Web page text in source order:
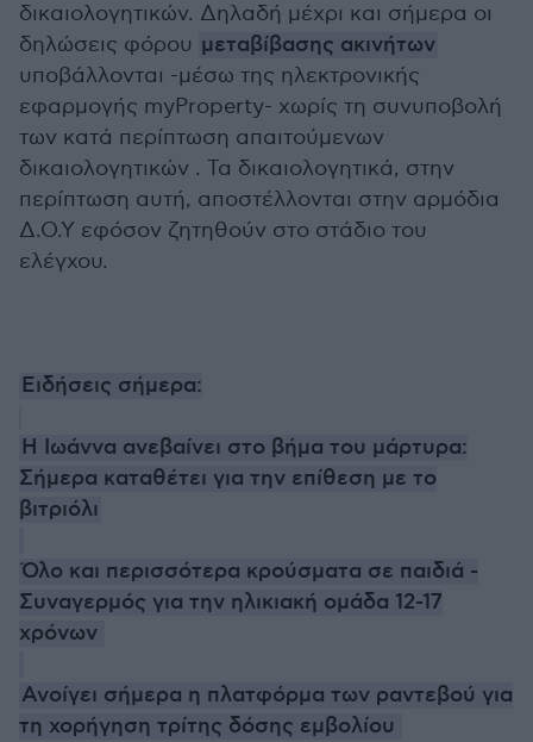
δικαιολογητικών. Δηλαδή μέχρι και σήμερα οι
δηλώσεις φόρου μεταβίβασης ακινήτων
υποβάλλονται -μέσω της ηλεκτρονικής
εφαρμογής myProperty- χωρίς τη συνυποβολή
των κατά περίπτωση απαιτούμενων
δικαιολογητικών . Τα δικαιολογητικά, στην
περίπτωση αυτή, αποστέλλονται στην αρμόδια
Δ.Ο.Υ εφόσον ζητηθούν στο στάδιο του
ελέγχου.
Ειδήσεις σήμερα:
Η Ιωάννα ανεβαίνει στο βήμα του μάρτυρα:
Σήμερα καταθέτει για την επίθεση με το
βιτριόλι
Όλο και περισσότερα κρούσματα σε παιδιά -
Συναγερμός για την ηλικιακή ομάδα 12-17
χρόνων
Ανοίγει σήμερα η πλατφόρμα των ραντεβού για
τη χορήγηση τρίτης δόσης εμβολίου